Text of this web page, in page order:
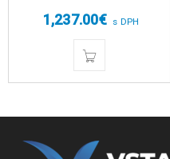
1,237.00€ s DPH